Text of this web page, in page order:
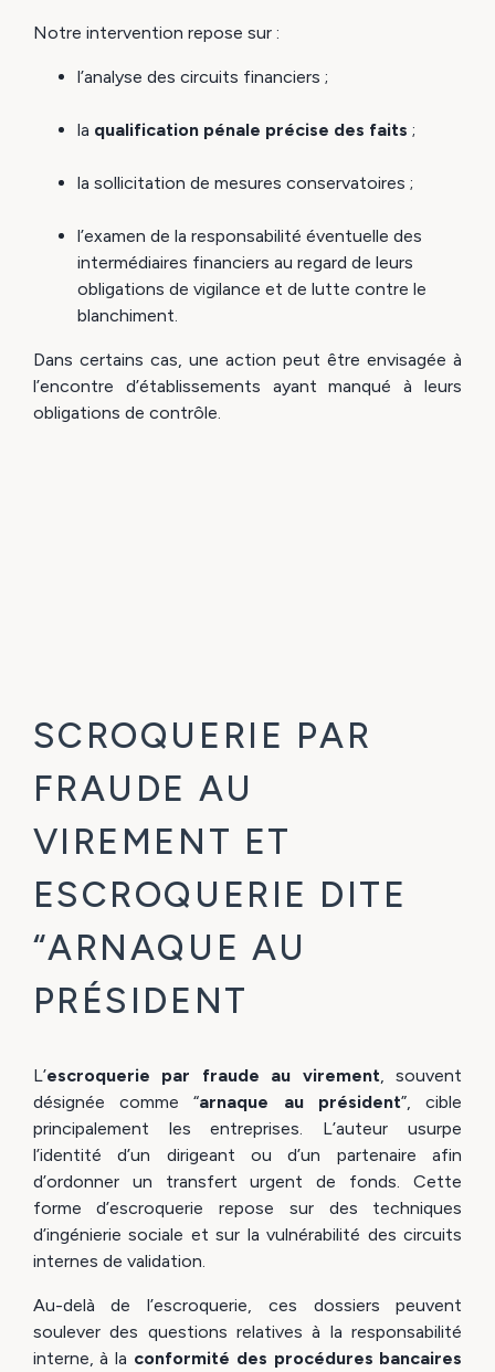
Notre intervention repose sur :
l’analyse des circuits financiers ;
la qualification pénale précise des faits ;
la sollicitation de mesures conservatoires ;
l’examen de la responsabilité éventuelle des
intermédiaires financiers au regard de leurs
obligations de vigilance et de lutte contre le
blanchiment.
Dans certains cas, une action peut être envisagée à
l’encontre d’établissements ayant manqué à leurs
obligations de contrôle.
SCROQUERIE PAR
FRAUDE AU
VIREMENT ET
ESCROQUERIE DITE
“ARNAQUE AU
PRÉSIDENT
L’escroquerie par fraude au virement , souvent
désignée comme “arnaque au président”, cible
principalement les entreprises. L’auteur usurpe
l’identité d’un dirigeant ou d’un partenaire afin
d’ordonner un transfert urgent de fonds. Cette
forme d’escroquerie repose sur des techniques
d’ingénierie sociale et sur la vulnérabilité des circuits
internes de validation.
Au-delà de l’escroquerie, ces dossiers peuvent
soulever des questions relatives à la responsabilité
interne, à la conformité des procédures bancaires